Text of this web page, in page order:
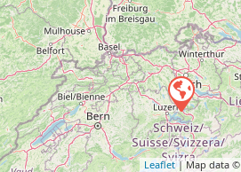
Leaflet| Map data ©